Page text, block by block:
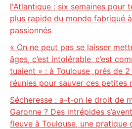
l'Atlantique : six semaines pour
plus rapide du monde fabriqué
passionnés
« On ne peut pas se laisser
âges, c’est intolérable, c’est
tuaient » : à Toulouse, près de
réunies pour sauver ces petites
Sécheresse : a-t-on le droit de
Garonne ? Des intrépides
fleuve à Toulouse, une pratique